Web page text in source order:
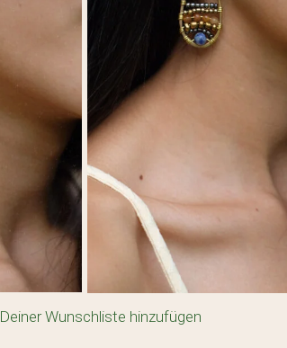
Deiner Wunschliste hinzufügen